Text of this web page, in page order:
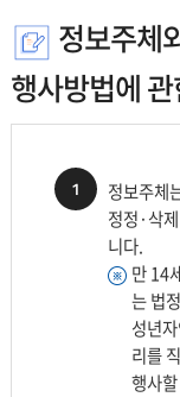
목
으
로
나
설
명
합
니
정보주체
행사방법에
1
정보주체
정정·삭
니다.
만 14
는 법
성년
리를
행사